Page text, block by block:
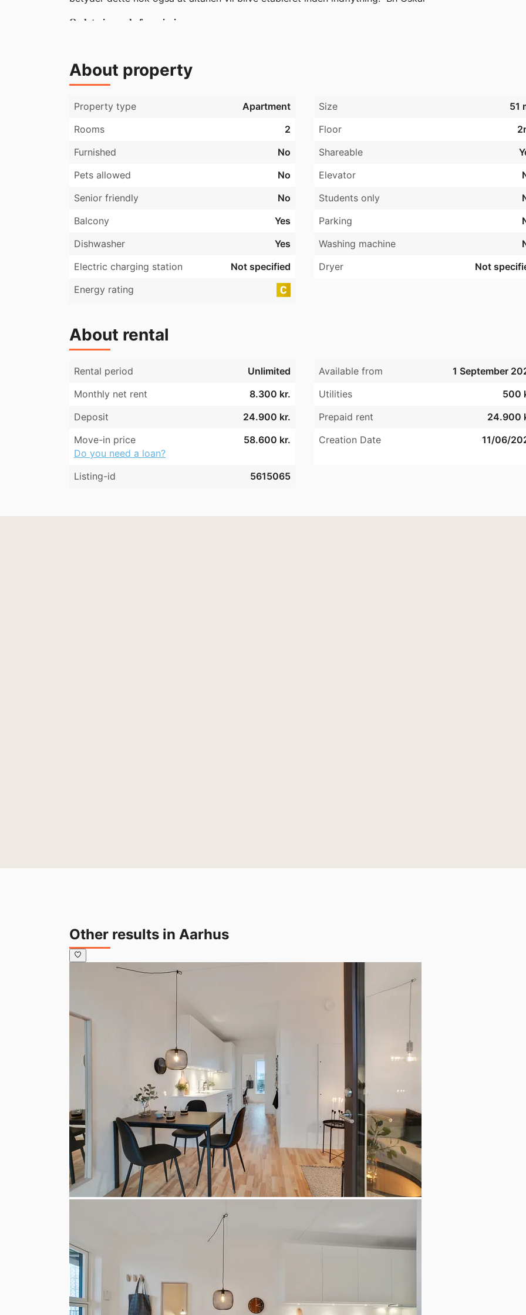
About property
Property type Apartment Size
51
Rooms
2 Floor
Furnished
No Shareable
Pets allowed
No Elevator
Senior friendly
No Students only
Balcony
Yes Parking
Dishwasher
Yes Washing machine
Electric charging station
Not specified Dryer
Not
Energy rating
About rental
Rental period Unlimited Available from
1 September
Monthly net rent
8.300 kr. Utilities
500
Deposit
24.900 kr. Prepaid rent
24.900
Move-in price
58.600 kr.
Do you need a loan?
Creation Date 11/06/
Listing-id 5615065
Other results in Aarhus